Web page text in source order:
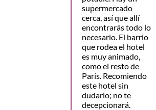
supermercado
cerca, así que allí
encontrarás todo lo
necesario. El barrio
que rodea el hotel
es muy animado,
como el resto de
París. Recomiendo
este hotel sin
dudarlo; no te
decepcionará.